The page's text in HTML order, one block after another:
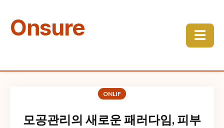
Onsure ☰
ONLIF
모공관리의 새로운 패러다임, 피부